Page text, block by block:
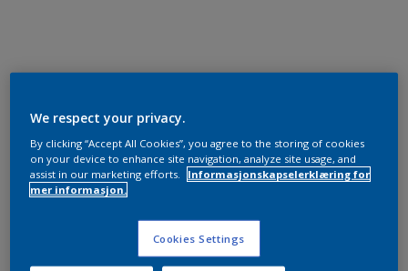
We respect your privacy.
By clicking “Accept All Cookies”, you agree to the storing of cookies
on your device to enhance site navigation, analyze site usage, and
assist in our marketing efforts.
Informasjonskapselerklæring for
mer informasjon.
Cookies Settings